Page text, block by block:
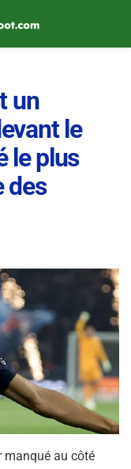
un
le
le plus
des
manqué au côté